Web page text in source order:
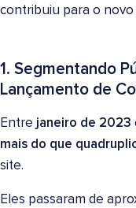
contribuiu para o
1. Segmentando
Lançamento de
Entre janeiro de 2023
mais do que
site.
Eles passaram de